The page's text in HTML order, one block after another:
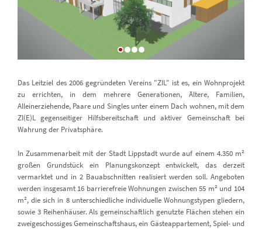
Das Leitziel des 2006 gegründeten Vereins "ZIL" ist es, ein Wohnprojekt
zu errichten, in dem mehrere Generationen, Ältere, Familien,
Alleinerziehende, Paare und Singles unter einem Dach wohnen, mit dem
ZI(E)L gegenseitiger Hilfsbereitschaft und aktiver Gemeinschaft bei
Wahrung der Privatsphäre.
In Zusammenarbeit mit der Stadt Lippstadt wurde auf einem 4.350 m²
großen Grundstück ein Planungskonzept entwickelt, das derzeit
vermarktet und in 2 Bauabschnitten realisiert werden soll. Angeboten
werden insgesamt 16 barrierefreie Wohnungen zwischen 55 m² und 104
m², die sich in 8 unterschiedliche individuelle Wohnungstypen gliedern,
sowie 3 Reihenhäuser. Als gemeinschaftlich genutzte Flächen stehen ein
zweigeschossiges Gemeinschaftshaus, ein Gästeappartement, Spiel- und